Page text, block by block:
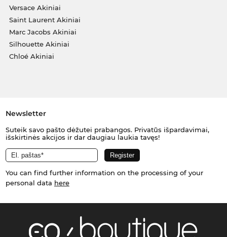
Versace Akiniai
Saint Laurent Akiniai
Marc Jacobs Akiniai
Silhouette Akiniai
Chloé Akiniai
Newsletter
Suteik savo pašto dėžutei prabangos. Privatūs išpardavimai,
išskirtinės akcijos ir dar daugiau laukia tavęs!
You can find further information on the processing of your
personal data here